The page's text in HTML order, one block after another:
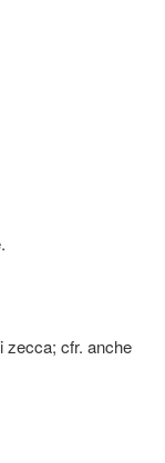
zecca; cfr. anche